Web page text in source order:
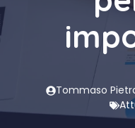
Tommaso